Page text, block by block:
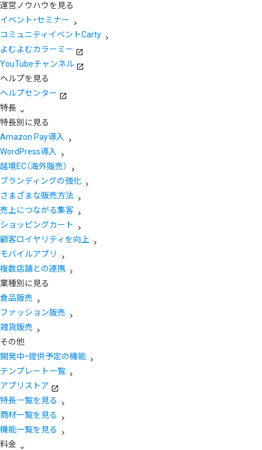
運営ノウハウを見る
イベント・セミナー
コミュニティイベントCarty
よむよむカラーミー
YouTubeチャンネル
ヘルプを見る
ヘルプセンター
特長
特長別に見る
Amazon Pay導入
WordPress導入
越境EC（海外販売）
ブランディングの強化
さまざまな販売方法
売上につながる集客
ショッピングカート
顧客ロイヤリティを向上
モバイルアプリ
複数店舗との連携
業種別に見る
食品販売
ファッション販売
雑貨販売
その他
開発中・提供予定の機能
テンプレート一覧
アプリストア
特長一覧を見る
商材一覧を見る
機能一覧を見る
料金